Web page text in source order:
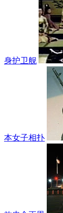
身护卫舰
本女子相扑